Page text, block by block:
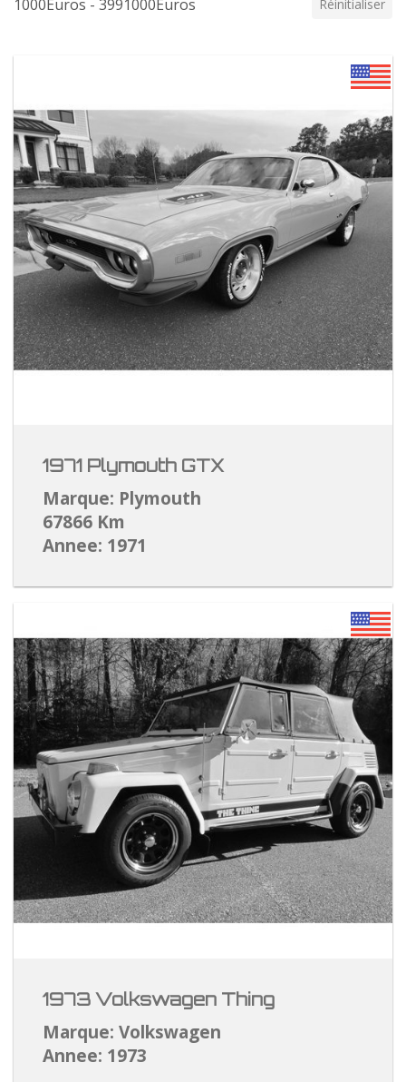
1000Euros - 3991000Euros Réinitialiser
1971 Plymouth GTX
Marque: Plymouth
67866 Km
Annee: 1971
1973 Volkswagen Thing
Marque: Volkswagen
Annee: 1973